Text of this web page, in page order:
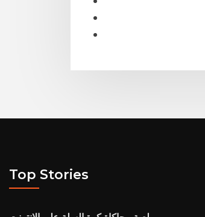
Top Stories